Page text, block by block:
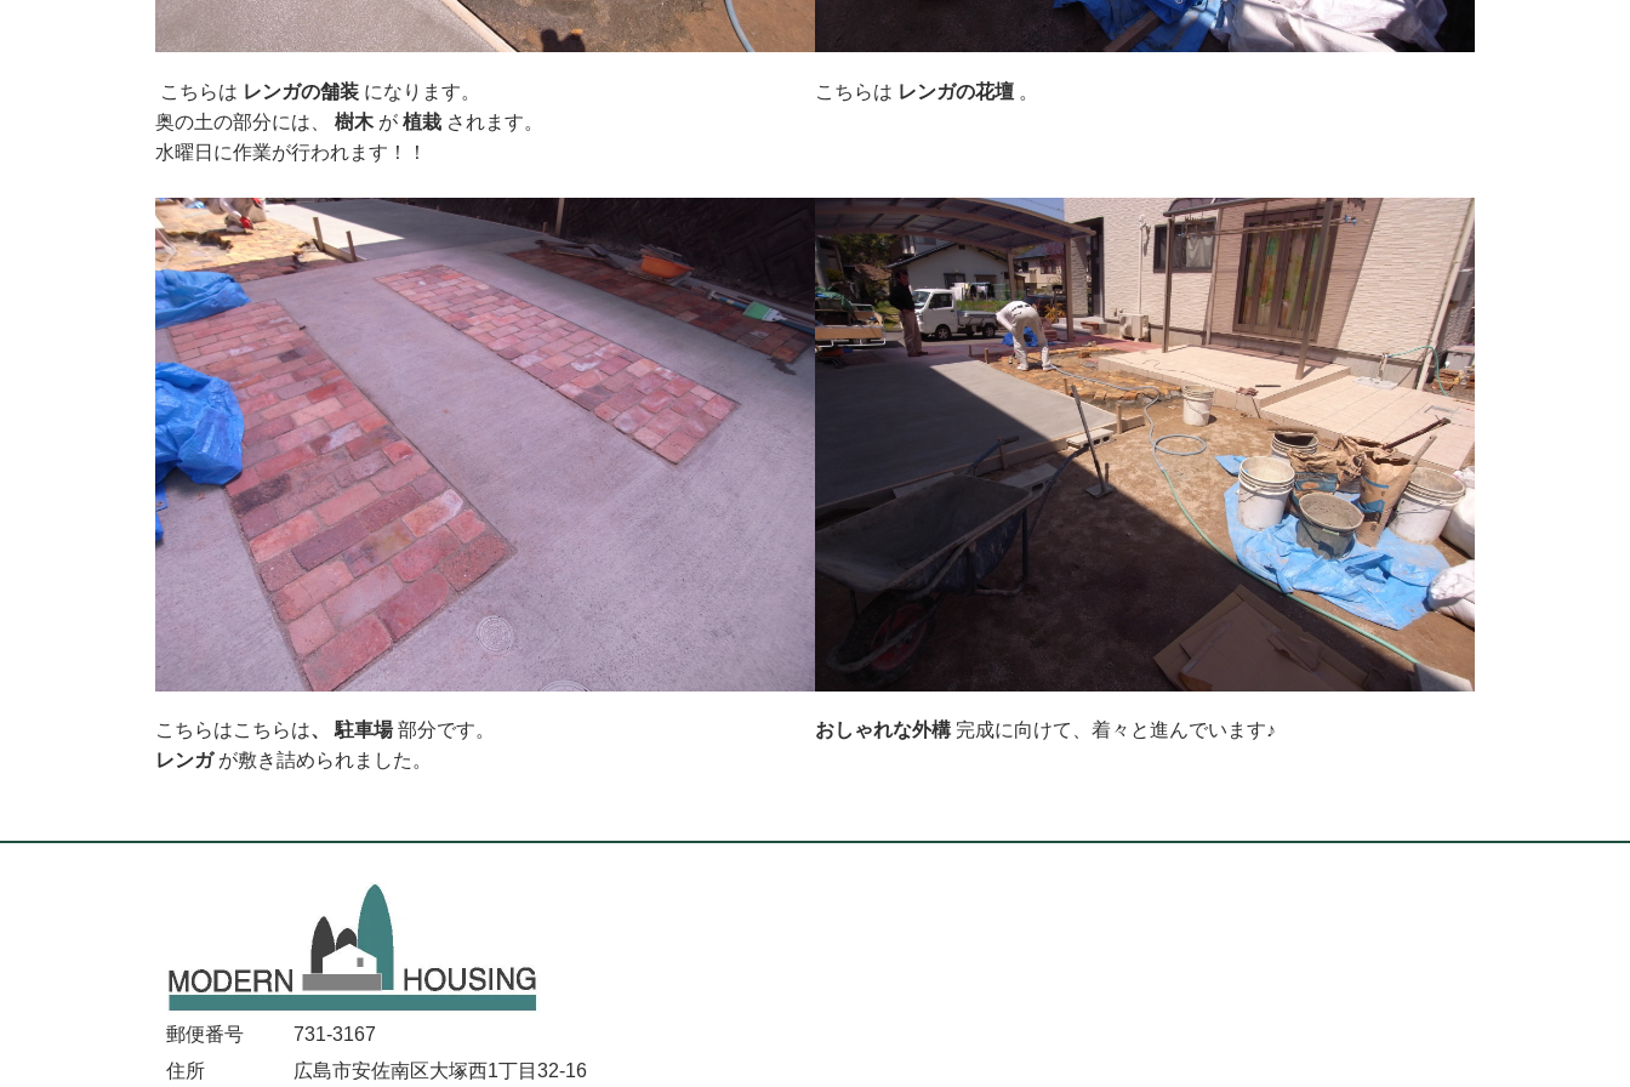
こちらは レンガの舗装 になります。
奥の土の部分には、樹木が植栽 されます。
水曜日に作業が行われます！！
こちらは レンガの花壇 。
こちらはこちらは、 駐車場部分です。
レンガ が敷き詰められました。
おしゃれな外構 完成に向けて、着々と進んでいます♪
郵便番号
731-3167
住所
広島市安佐南区大塚西1丁目32-16